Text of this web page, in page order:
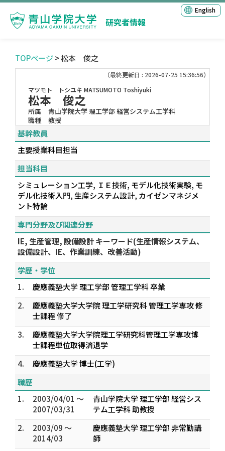
研究者情報
English
TOPページ > 松本 俊之
（最終更新日 : 2026-07-25 15:36:56）
マツモト トシユキ MATSUMOTO Toshiyuki
松本 俊之
所属
青山学院大学 理工学部 経営システム工学科
職種
教授
基幹教員
主要授業科目担当
担当科目
シミュレーション工学, ＩＥ技術, モデル化技術実験, モ
デル化技術入門, 生産システム設計, カイゼンマネジメ
ント特論
専門分野及び関連分野
IE, 生産管理, 設備設計 キーワード(生産情報システム、
設備設計、IE、作業訓練、改善活動)
学歴・学位
1.
慶應義塾大学 理工学部 管理工学科 卒業
2.
慶應義塾大学大学院 理工学研究科 管理工学専攻 修
士課程 修了
3.
慶應義塾大学大学院理工学研究科管理工学専攻博
士課程単位取得済退学
4.
慶應義塾大学 博士(工学)
職歴
1.
2003/04/01 ～
2007/03/31
青山学院大学 理工学部 経営シス
テム工学科 助教授
2.
2003/09 ～
2014/03
慶應義塾大学 理工学部 非常勤講
師